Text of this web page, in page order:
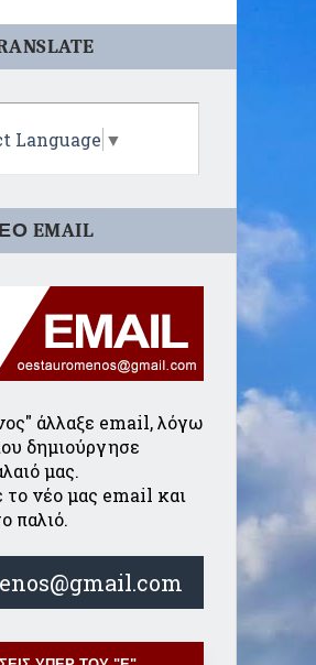
Language ▼
EMAIL
άλλαξε email, λόγω
δημιούργησε
μας.
νέο μας email και
παλιό.